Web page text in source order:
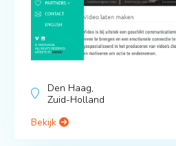
Den Haag,
Zuid-Holland
Bekijk